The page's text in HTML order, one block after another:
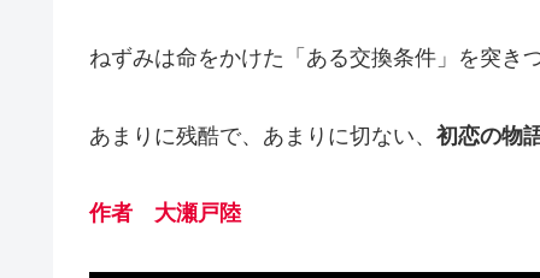
ねずみは命をかけた「ある交換条件」を突
あまりに残酷で、あまりに切ない、 初恋の物
作者 大瀬戸陸